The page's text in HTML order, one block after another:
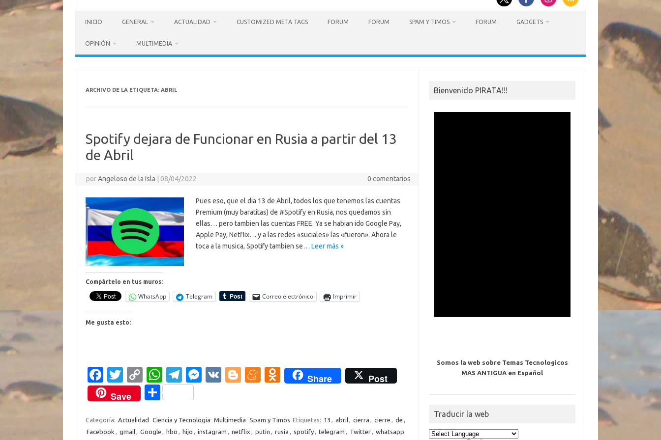
INICIO GENERAL ACTUALIDAD CUSTOMIZED META TAGS FORUM FORUM SPAM Y TIMOS FORUM GADGETS
OPINIÓN MULTIMEDIA
ARCHIVO DE LA ETIQUETA: ABRIL
Spotify dejara de Funcionar en Rusia a partir del 13
de Abril
porAngeloso de la Isla 08/04/2022 0 comentarios
Pues eso, que el dia 13 de Abril, todos los que tenemos las cuentas
Premium (muy baratitas) de #Spotify en Rusia, nos quedamos sin
ellas… pero tambien las cuentas FREE. Ya se habian ido Google Pay,
Apple Pay, Netflix… y a las redes «suciales» las «fueron». Ahora le
toca a la musica, Spotify tambien se… Leer más »
Compártelo en tus muros:
WhatsApp Telegram Correo electrónico Imprimir
Me gusta esto:
Fa
c
e
b
T
w
it
te
C
o
p
y
W
h
at
s
T
el
e
gr
M
n
V
Bl
g
M
e
O
o
Share
Post
Save
C
m
Categoría: Actualidad Ciencia y Tecnologia Multimedia Spam y Timos Etiquetas: 13 , abril, cierra , cierre , de ,
Facebook , gmail, Google , hbo , hijo , instagram , netflix , putin , rusia , spotify, telegram , Twitter, whatsapp
Bienvenido PIRATA!!!
Somos la web sobre Temas Tecnologicos
MAS ANTIGUA en Español
Traducir la web